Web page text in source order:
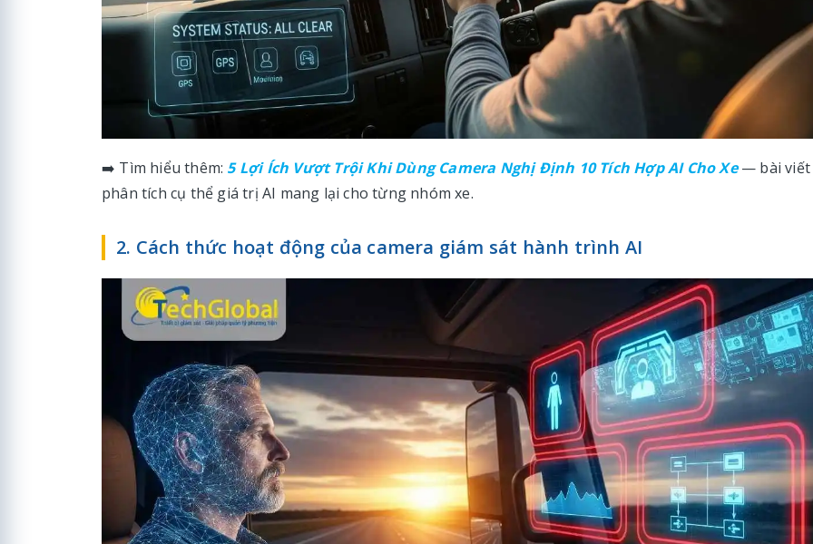
➡️ Tìm hiểu thêm: 5 Lợi Ích Vượt Trội Khi Dùng Camera Nghị Định 10 Tích Hợp AI Cho Xe — bài viết
phân tích cụ thể giá trị AI mang lại cho từng nhóm xe.
2. Cách thức hoạt động của camera giám sát hành trình AI